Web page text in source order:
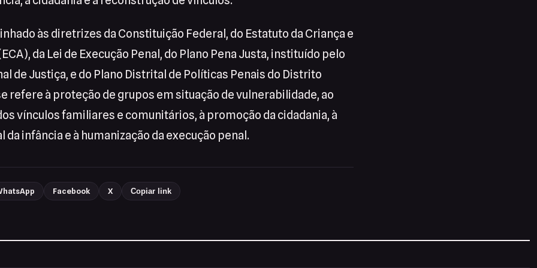
às diretrizes da Constituição Federal, do Estatuto da Criança e
da Lei de Execução Penal, do Plano Pena Justa, instituído pelo
de Justiça, e do Plano Distrital de Políticas Penais do Distrito
refere à proteção de grupos em situação de vulnerabilidade, ao
vínculos familiares e comunitários, à promoção da cidadania, à
infância e à humanização da execução penal.
Facebook X Copiar link